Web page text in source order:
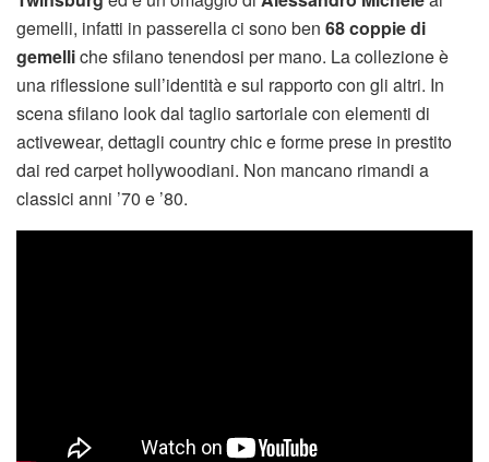
gemelli, infatti in passerella ci sono ben 68 coppie di
gemelliche sfilano tenendosi per mano. La collezione è
una riflessione sull’identità e sul rapporto con gli altri. In
scena sfilano look dal taglio sartoriale con elementi di
activewear, dettagli country chic e forme prese in prestito
dai red carpet hollywoodiani. Non mancano rimandi a
classici anni ’70 e ’80.